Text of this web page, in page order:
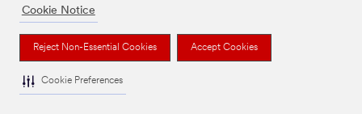
Cookie Notice
Reject Non-Essential Cookies Accept Cookies
Cookie Preferences